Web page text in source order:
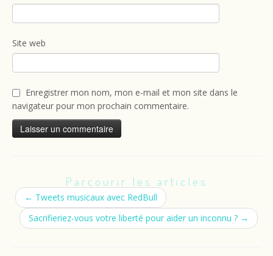
Site web
Enregistrer mon nom, mon e-mail et mon site dans le
navigateur pour mon prochain commentaire.
Parcourir les articles
← Tweets musicaux avec RedBull
Sacrifieriez-vous votre liberté pour aider un inconnu ? →